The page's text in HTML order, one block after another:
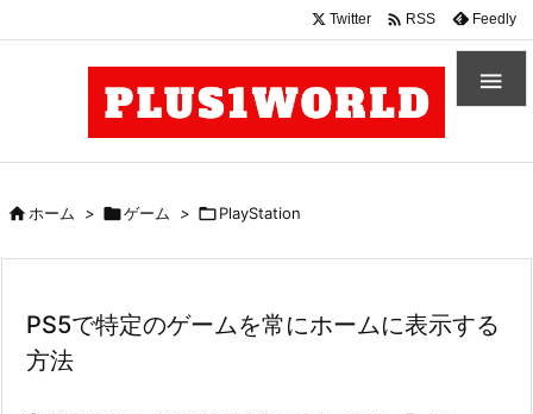

Twitter  RSS Feedly
ホーム > ゲーム > PlayStation
PS5で特定のゲームを常にホームに表示する
方法